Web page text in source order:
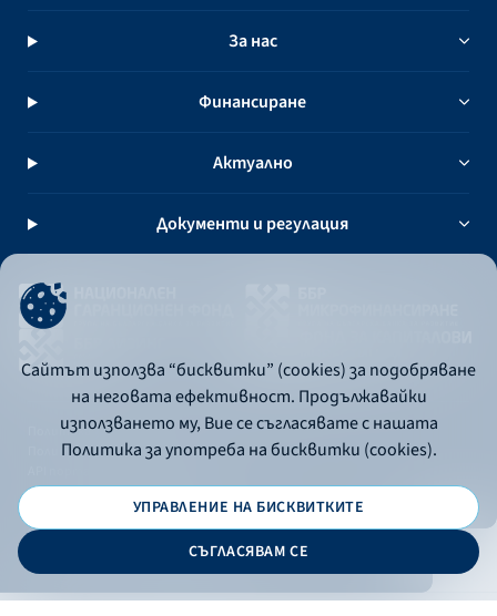
За нас
Финансиране
Актуално
Документи и регулация
Политика за употреба на бисквитки
Политика за поверителност
© 2026 - Българска банка за развитие
Сайтът използва “бисквитки” (cookies) за подобряване
на неговата ефективност. Продължавайки
използването му, Вие се съгласявате с нашата
Политика за употреба на бисквитки (cookies).
УПРАВЛЕНИЕ НА БИСКВИТКИТЕ
СЪГЛАСЯВАМ СЕ